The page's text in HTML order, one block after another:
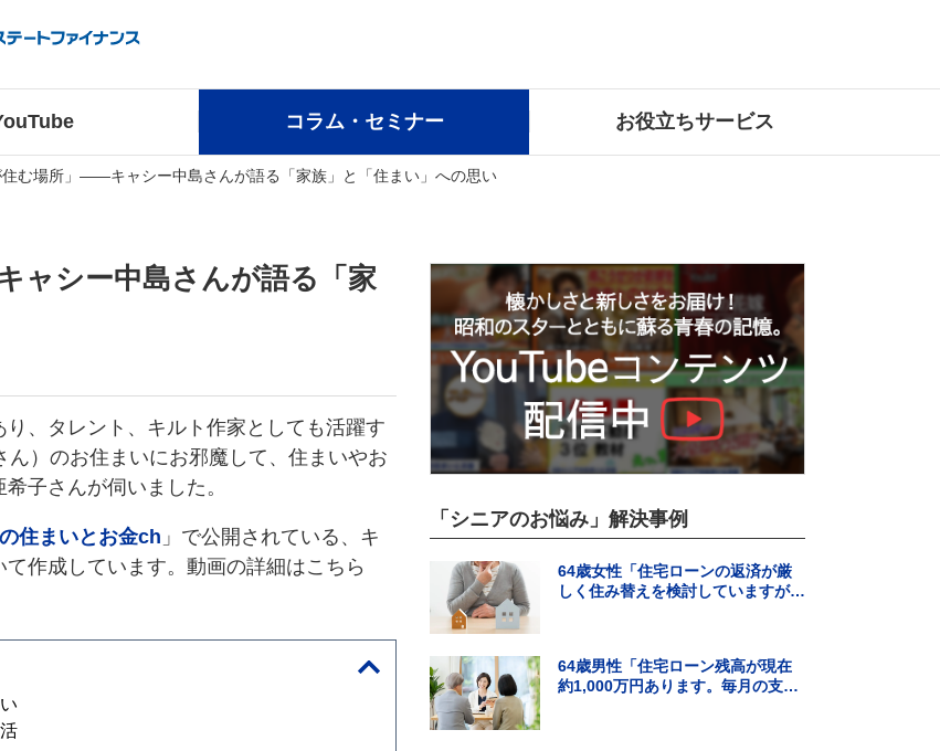
コラム・セミナー お役立ちサービス
住む場所」——キャシー中島さんが語る「家族」と「住まい」への思い
ャシー中島さんが語る「家
、タレント、キルト作家としても活躍す
）のお住まいにお邪魔して、住まいやお
子さんが伺いました。
住まいとお金ch 」で公開されている、キ
作成しています。動画の詳細はこちら
「シニアのお悩み」解決事例
64歳女性「住宅ローンの返済が厳
しく住み替えを検討していますが、
64歳男性「住宅ローン残高が現在
約1,000万円あります。毎月の支払